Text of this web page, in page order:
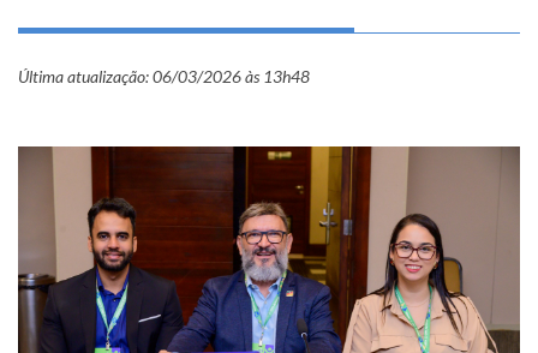
Conosco
Prestação
Contas
Última atualização:06/03/2026 às 13h48